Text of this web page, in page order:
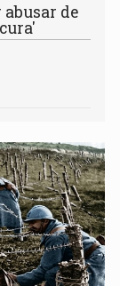
abusar de